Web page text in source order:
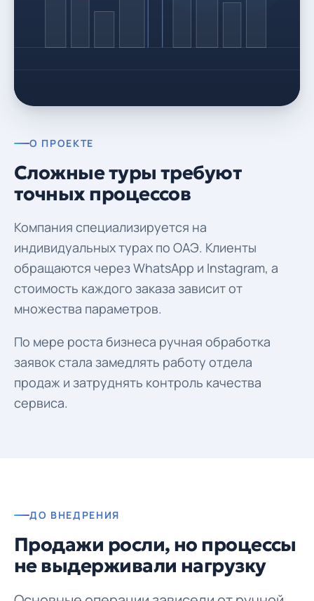
О ПРОЕКТЕ
Сложные туры требуют
точных процессов
Компания специализируется на
индивидуальных турах по ОАЭ. Клиенты
обращаются через WhatsApp и Instagram, а
стоимость каждого заказа зависит от
множества параметров.
По мере роста бизнеса ручная обработка
заявок стала замедлять работу отдела
продаж и затруднять контроль качества
сервиса.
ДО ВНЕДРЕНИЯ
Продажи росли, но процессы
не выдерживали нагрузку